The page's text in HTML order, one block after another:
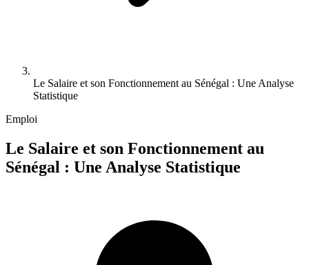
Le Salaire et son Fonctionnement au Sénégal : Une Analyse
Statistique
Emploi
Le Salaire et son Fonctionnement au
Sénégal : Une Analyse Statistique